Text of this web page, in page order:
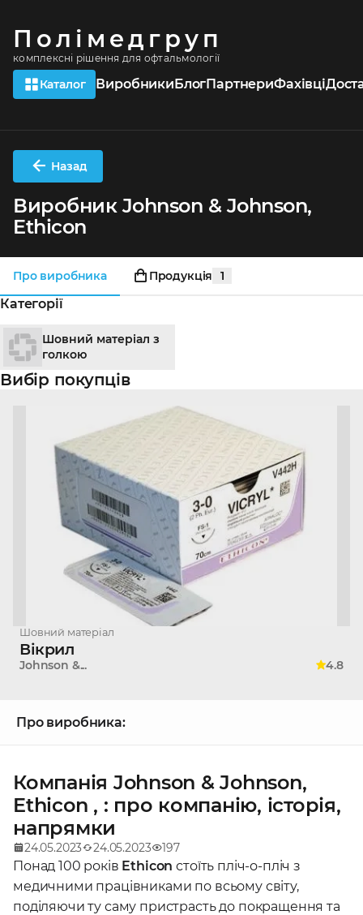
Полімедгруп
комплексні рішення для офтальмології
Каталог ВиробникиБлогПартнериФахівці
Назад
ВиробникJohnson & Johnson,
Ethicon
Про виробника Продукція 1
Категорії
Шовний матеріал з
голкою
Вибір покупців
Шовний матеріал
Вікрил
Johnson &... 4.8
Про виробника:
Компанія Johnson & Johnson,
Ethicon , : про компанію, історія,
напрямки
24.05.2023 24.05.2023 197
Понад 100 років Ethicon стоїть пліч-о-пліч з
медичними працівниками по всьому світу,
поділяючи ту саму пристрасть до покращення та